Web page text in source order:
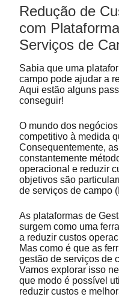
Redução de
com
Serviços de
Sabia que uma
campo pode ajudar a
Aqui estão alguns
conseguir!
O mundo dos
competitivo à medida
Consequentemente,
constantemente
operacional e reduzir
objetivos são
de serviços de campo
As plataformas de
surgem como uma
a reduzir custos
Mas como é que as
gestão de serviços de
Vamos explorar isso
que modo é possível
reduzir custos e